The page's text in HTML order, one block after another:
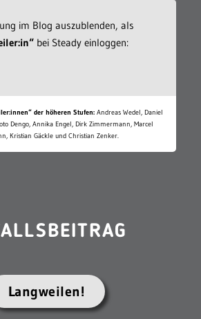
im Blog auszublenden, als
bei Steady einloggen:
der höheren Stufen: Andreas Wedel, Daniel
Dengo, Annika Engel, Dirk Zimmermann, Marcel
Kristian Gäckle und Christian Zenker.
Langweilen!